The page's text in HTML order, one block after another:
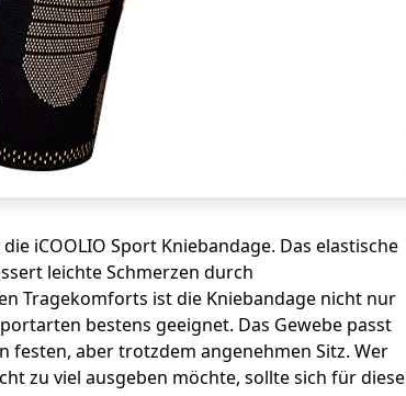
iCOOLIO Sport Kniebandage. Das elastische
leichte Schmerzen durch
Tragekomforts ist die Kniebandage nicht nur
bestens geeignet. Das Gewebe passt
aber trotzdem angenehmen Sitz. Wer
zu viel ausgeben möchte, sollte sich für diese